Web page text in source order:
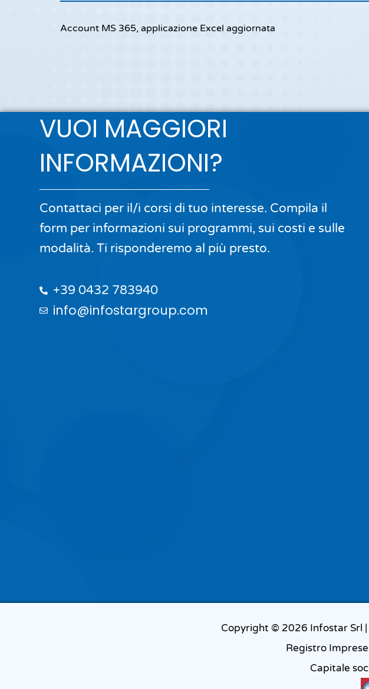
Account MS 365, applicazione Excel aggiornata
VUOI MAGGIORI
INFORMAZIONI?
Contattaci per il/i corsi di tuo interesse. Compila il
form per informazioni sui programmi, sui costi e sulle
modalità. Ti risponderemo al più presto.
+39 0432 783940
info@infostargroup.com
Copyright © 2026 Infostar Srl |
Registro
Capitale